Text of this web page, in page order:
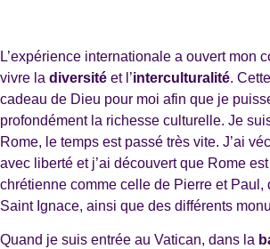
L’expérience internationale a ouvert mon
vivre la diversité et l’interculturalité.
cadeau de Dieu pour moi afin que je
profondément la richesse culturelle. Je
Rome, le temps est passé très vite. J’ai
avec liberté et j’ai découvert que Rome
chrétienne comme celle de Pierre et Paul,
Saint Ignace, ainsi que des différents
Quand je suis entrée au Vatican, dans la